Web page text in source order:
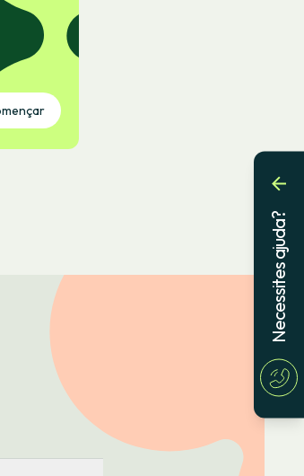
Necessites ajuda?